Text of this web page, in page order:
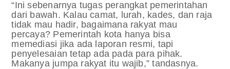
“Ini sebenarnya tugas perangkat pemerintahan
dari bawah. Kalau camat, lurah, kades, dan raja
tidak mau hadir, bagaimana rakyat mau
percaya? Pemerintah kota hanya bisa
memediasi jika ada laporan resmi, tapi
penyelesaian tetap ada pada para pihak.
Makanya jumpa rakyat itu wajib,” tandasnya.